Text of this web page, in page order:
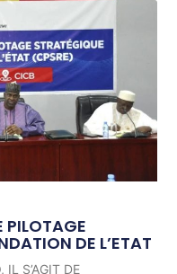
PILOTAGE
DE L’ETAT
IL S’AGIT DE